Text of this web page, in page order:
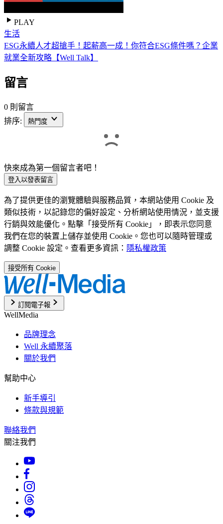
PLAY
生活
ESG永續人才超搶手！起薪高一成！你符合ESG條件嗎？企業
就業全新攻略【Well Talk】
留言
0 則留言
排序:
熱門度
快來成為第一個留言者吧！
登入以發表留言
為了提供更佳的瀏覽體驗與服務品質，本網站使用 Cookie 及
類似技術，以記錄您的偏好設定、分析網站使用情況，並支援
行銷與效能優化。點擊「接受所有 Cookie」，即表示您同意
我們在您的裝置上儲存並使用 Cookie。您也可以隨時管理或
調整 Cookie 設定。查看更多資訊： 隱私權政策
接受所有 Cookie
訂閱電子報
WellMedia
品牌理念
Well 永續聚落
關於我們
幫助中心
新手導引
條款與規範
聯絡我們
關注我們